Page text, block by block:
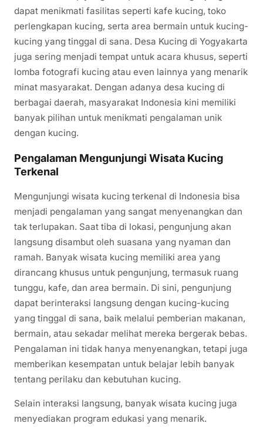
dapat menikmati fasilitas seperti kafe kucing, toko
perlengkapan kucing, serta area bermain untuk kucing-
kucing yang tinggal di sana. Desa Kucing di Yogyakarta
juga sering menjadi tempat untuk acara khusus, seperti
lomba fotografi kucing atau even lainnya yang menarik
minat masyarakat. Dengan adanya desa kucing di
berbagai daerah, masyarakat Indonesia kini memiliki
banyak pilihan untuk menikmati pengalaman unik
dengan kucing.
Pengalaman Mengunjungi Wisata Kucing
Terkenal
Mengunjungi wisata kucing terkenal di Indonesia bisa
menjadi pengalaman yang sangat menyenangkan dan
tak terlupakan. Saat tiba di lokasi, pengunjung akan
langsung disambut oleh suasana yang nyaman dan
ramah. Banyak wisata kucing memiliki area yang
dirancang khusus untuk pengunjung, termasuk ruang
tunggu, kafe, dan area bermain. Di sini, pengunjung
dapat berinteraksi langsung dengan kucing-kucing
yang tinggal di sana, baik melalui pemberian makanan,
bermain, atau sekadar melihat mereka bergerak bebas.
Pengalaman ini tidak hanya menyenangkan, tetapi juga
memberikan kesempatan untuk belajar lebih banyak
tentang perilaku dan kebutuhan kucing.
Selain interaksi langsung, banyak wisata kucing juga
menyediakan program edukasi yang menarik.